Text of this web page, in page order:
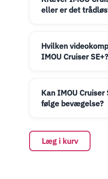
eller er det
Hvilken
IMOU Cruiser SE+?
Kan IMOU Cruiser
følge bevægelse?
Læg i kurv